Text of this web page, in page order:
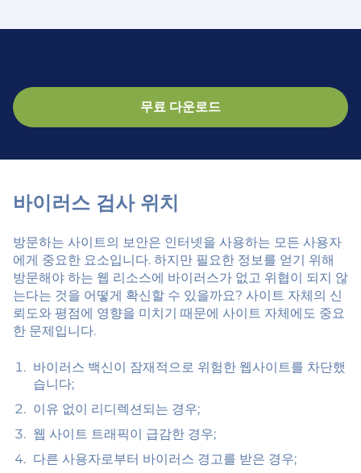
무료 다운로드
바이러스 검사 위치
방문하는 사이트의 보안은 인터넷을 사용하는 모든 사용자
에게 중요한 요소입니다. 하지만 필요한 정보를 얻기 위해
방문해야 하는 웹 리소스에 바이러스가 없고 위협이 되지 않
는다는 것을 어떻게 확신할 수 있을까요? 사이트 자체의 신
뢰도와 평점에 영향을 미치기 때문에 사이트 자체에도 중요
한 문제입니다.
바이러스 백신이 잠재적으로 위험한 웹사이트를 차단했
습니다;
이유 없이 리디렉션되는 경우;
웹 사이트 트래픽이 급감한 경우;
다른 사용자로부터 바이러스 경고를 받은 경우;